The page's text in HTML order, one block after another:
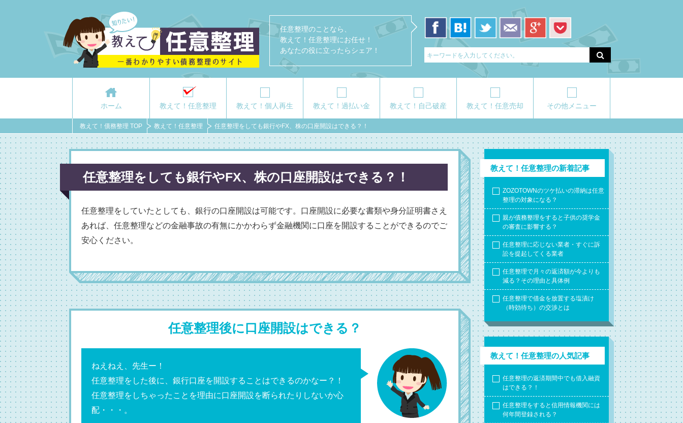
任意整理のことなら、
教えて！任意整理にお任せ！
あなたの役に立ったらシェア！
ホーム 教えて！任意整理 教えて！個人再生 教えて！過払い金 教えて！自己破産 教えて！任意売却 その他メニュー
教えて！債務整理 TOP 教えて！任意整理 任意整理をしても銀行やFX、株の口座開設はできる？！
任意整理をしても銀行やFX、株の口座開設はできる？！
任意整理をしていたとしても、銀行の口座開設は可能です。口座開設に必要な書類や身分証明書さえ
あれば、任意整理などの金融事故の有無にかかわらず金融機関に口座を開設することができるのでご
安心ください。
任意整理後に口座開設はできる？
ねえねえ、先生ー！
任意整理をした後に、銀行口座を開設することはできるのかなー？！
任意整理をしちゃったことを理由に口座開設を断られたりしないか心
配・・・。
教えて！任意整理の新着記事
ZOZOTOWNのツケ払いの滞納は任意
整理の対象になる？
親が債務整理をすると子供の奨学金
の審査に影響する？
任意整理に応じない業者・すぐに訴
訟を提起してくる業者
任意整理で月々の返済額が今よりも
減る？その理由と具体例
任意整理で借金を放置する塩漬け
（時効待ち）の交渉とは
教えて！任意整理の人気記事
任意整理の返済期間中でも借入融資
はできる？！
任意整理をすると信用情報機関には
何年間登録される？